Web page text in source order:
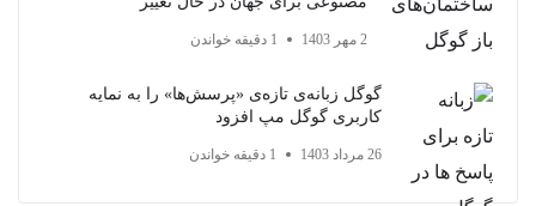
2 مهر 1403 1 دقیقه خواندن
گوگل زبانه‌ی تازه‌ی «پرسش‌ها» را به نمایه
کاربری گوگل مپ افزود
26 مرداد 1403 1 دقیقه خواندن